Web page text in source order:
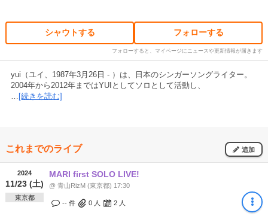
シャウトする フォローする
フォローすると、マイページにニュースや更新情報が届きます
yui（ユイ、1987年3月26日 - ）は、日本のシンガーソングライター。
2004年から2012年まではYUIとしてソロとして活動し、
… [続きを読む]
これまでのライブ 追加
2024
11/23 (土)
東京都
MARI first SOLO LIVE!
@ 青山RizM (東京都) 17:30
-- 件 0 人 2 人